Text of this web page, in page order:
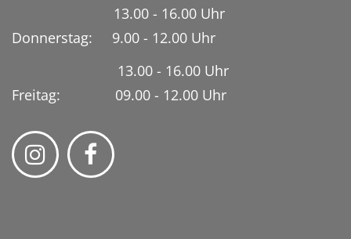
13.00 - 16.00 Uhr
Donnerstag: 9.00 - 12.00 Uhr
13.00 - 16.00 Uhr
Freitag: 09.00 - 12.00 Uhr